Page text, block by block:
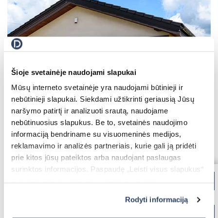
Šioje svetainėje naudojami slapukai
Mūsų interneto svetainėje yra naudojami būtinieji ir
nebūtinieji slapukai. Siekdami užtikrinti geriausią Jūsų
naršymo patirtį ir analizuoti srautą, naudojame
nebūtinuosius slapukus. Be to, svetainės naudojimo
informaciją bendriname su visuomeninės medijos,
reklamavimo ir analizės partneriais, kurie gali ją pridėti
prie kitos jūsų pateiktos arba naudojant paslaugas
surinktos informacijos. Paspaudę „Leisti visus slapukus“
paspauskite mygtuką „Rodyti informaciją“ šioje juostoje.
Daugiau informacijos rasite UAB „Dextera“ Slapukų
Rodyti informaciją
Elektrinės medinės žaliuzės
Elektrinės žaliuzės MOTIONBLINDS
Elektriniai karnizai
Vartų automatika
Terasinės markizės
BBQ pergola
Stoginė automobiliui
Lauko sandėliukas
CALIFORNIA PLUS